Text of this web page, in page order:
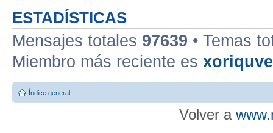
ESTADÍSTICAS
Mensajes totales 97639 • Temas
Miembro más reciente es
Índice general
Volver a